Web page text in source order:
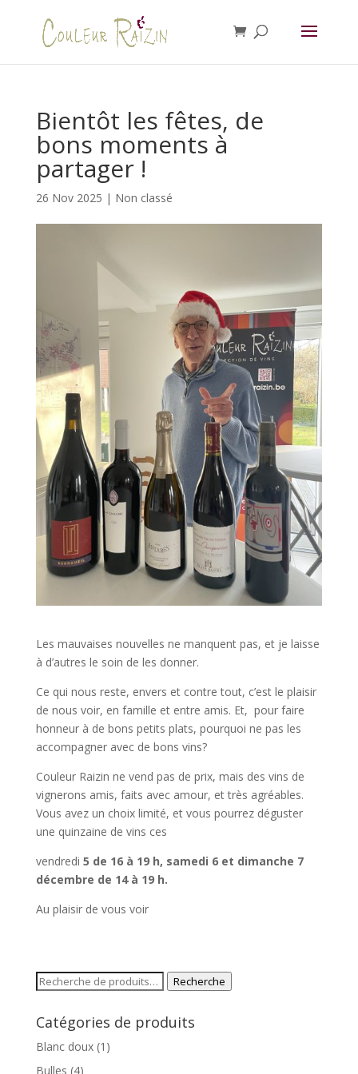
Bientôt les fêtes, de
bons moments à
partager !
26 Nov 2025 | Non classé
Les mauvaises nouvelles ne manquent pas, et je laisse
à d’autres le soin de les donner.
Ce qui nous reste, envers et contre tout, c’est le plaisir
de nous voir, en famille et entre amis. Et, pour faire
honneur à de bons petits plats, pourquoi ne pas les
accompagner avec de bons vins?
Couleur Raizin ne vend pas de prix, mais des vins de
vignerons amis, faits avec amour, et très agréables.
Vous avez un choix limité, et vous pourrez déguster
une quinzaine de vins ces
vendredi 5 de 16 à 19 h, samedi 6 et dimanche 7
décembre de 14 à 19 h.
Au plaisir de vous voir
Recherche
Recherche
Catégories de produits
Blanc doux (1)
Bulles (4)